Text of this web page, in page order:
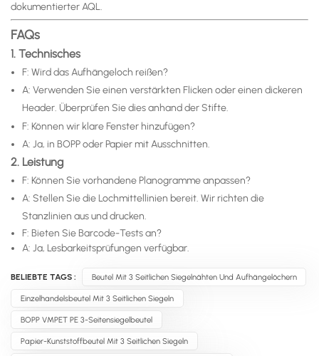
dokumentierter AQL.
FAQs
1. Technisches
F: Wird das Aufhängeloch reißen?
A: Verwenden Sie einen verstärkten Flicken oder einen dickeren
Header. Überprüfen Sie dies anhand der Stifte.
F: Können wir klare Fenster hinzufügen?
A: Ja, in BOPP oder Papier mit Ausschnitten.
2. Leistung
F: Können Sie vorhandene Planogramme anpassen?
A: Stellen Sie die Lochmittellinien bereit. Wir richten die
Stanzlinien aus und drucken.
F: Bieten Sie Barcode-Tests an?
A: Ja, Lesbarkeitsprüfungen verfügbar.
BELIEBTE TAGS : Beutel Mit 3 Seitlichen Siegelnähten Und Aufhängelöchern
Einzelhandelsbeutel Mit 3 Seitlichen Siegeln
BOPP VMPET PE 3-Seitensiegelbeutel
Papier-Kunststoffbeutel Mit 3 Seitlichen Siegeln